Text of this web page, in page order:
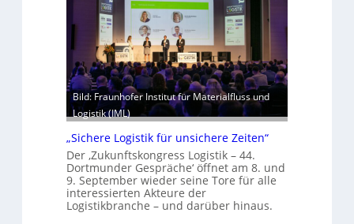
e
m
h
i
t
z
e
l
e
g
t
S
c
Bild: Fraunhofer Institut für Materialfluss und
Logistik (IML)
„Sichere Logistik für unsichere Zeiten“
Der ‚Zukunftskongress Logistik – 44.
Dortmunder Gespräche‘ öffnet am 8. und
9. September wieder seine Tore für alle
interessierten Akteure der
Logistikbranche – und darüber hinaus.